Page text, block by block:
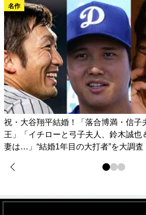
名作
祝・大谷翔平結婚！「落合博満・信子
王」「イチローと弓子夫人、鈴木誠也
妻は…」“結婚1年目の大打者”を大調査